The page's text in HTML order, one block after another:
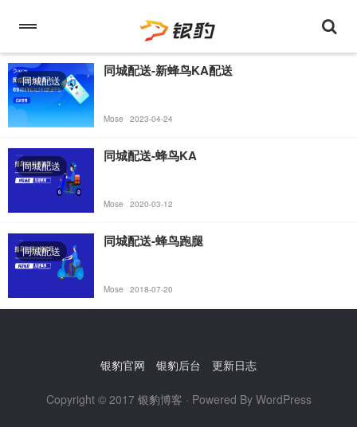
同城配送
同城配送-新蜂鸟KA配送
Mose 2023-04-24
同城配送
同城配送-蜂鸟KA
Mose 2020-03-12
同城配送
同城配送-蜂鸟跑腿
Mose 2018-07-20
银豹官网 银豹后台 更新日志
Copyright © 2017 银豹博客 · Powered By WordPress